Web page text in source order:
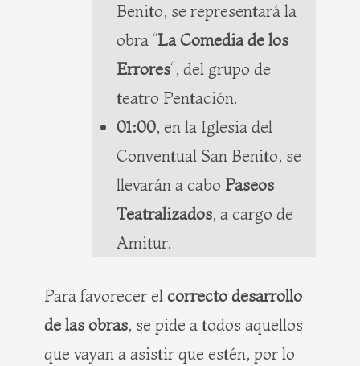
Benito, se representará la
obra “La Comedia de los
Errores“, del grupo de
teatro Pentación.
01:00, en la Iglesia del
Conventual San Benito, se
llevarán a cabo Paseos
Teatralizados, a cargo de
Amitur.
Para favorecer el correcto desarrollo
de las obras, se pide a todos aquellos
que vayan a asistir que estén, por lo